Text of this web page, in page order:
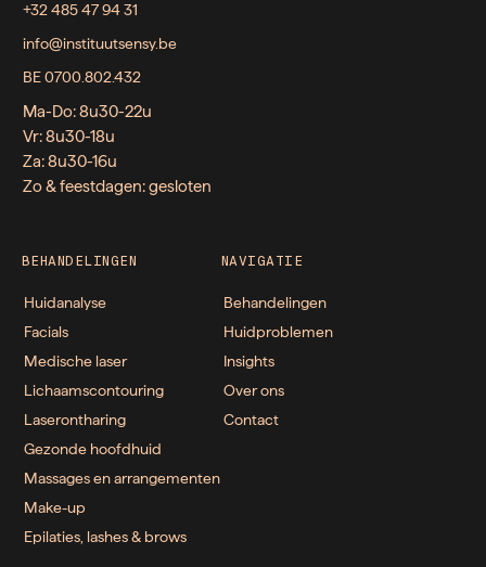
+32 485 47 94 31
info@instituutsensy.be
BE 0700.802.432
Ma-Do: 8u30-22u
Vr: 8u30-18u
Za: 8u30-16u
Zo & feestdagen: gesloten
BEHANDELINGEN
Huidanalyse
Facials
Medische laser
Lichaamscontouring
Laserontharing
Gezonde hoofdhuid
Massages en arrangementen
Make-up
Epilaties, lashes & brows
NAVIGATIE
Behandelingen
Huidproblemen
Insights
Over ons
Contact